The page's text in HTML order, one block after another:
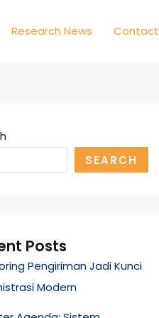
Research News Contact
SEARCH
Posts
Pengiriman Jadi Kunci
Modern